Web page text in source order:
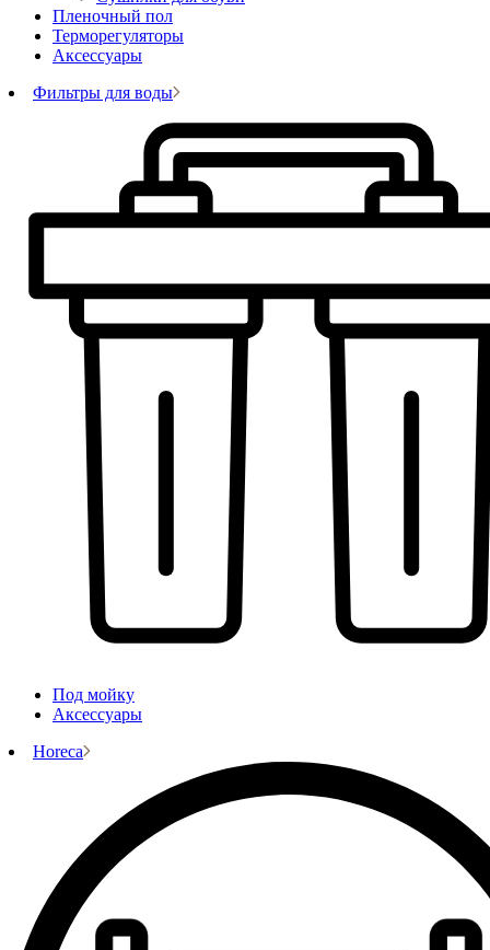
Пленочный пол
Терморегуляторы
Аксессуары
Фильтры для воды
Под мойку
Аксессуары
Horeca